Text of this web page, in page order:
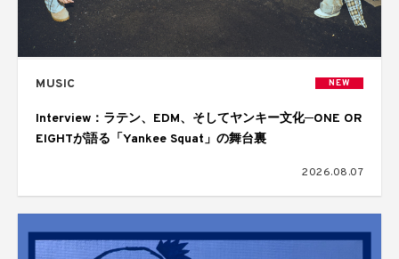
MUSIC NEW
Interview：ラテン、EDM、そしてヤンキー文化─ONE OR
EIGHTが語る「Yankee Squat」の舞台裏
2026.08.07